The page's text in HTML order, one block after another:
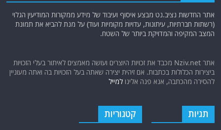
אתר החדשות נציב.נט מבצע איסוף ועיבוד של מידע ממקורות המודיעין הגלוי
(רשתות חברתיות, עיתונות, עדויות מקומיות ועוד) על מנת להביא את תמונת
המצב המקיפה והמדויקת ביותר של השטח.
אתר Nziv.net מכבד את זכויות היוצרים ועושה מאמצים לאיתור בעלי הזכויות
ביצירות הכלולות בכתבות. אם זיהית יצירה שאתה בעל הזכויות בה ואתה מעוניין
להסירה מהכתבה, אנא פנה אלינולמייל
תגיות קטגוריות